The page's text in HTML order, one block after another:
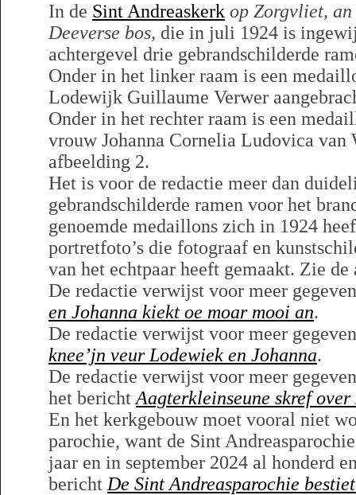
In de Sint Andreaskerk op Zorgvliet, an
Deeverse bos, die in juli 1924 is
achtergevel drie gebrandschilderde
Onder in het linker raam is een
Lodewijk Guillaume Verwer
Onder in het rechter raam is een
vrouw Johanna Cornelia Ludovica van
afbeelding 2.
Het is voor de redactie meer dan
gebrandschilderde ramen voor het
genoemde medaillons zich in 1924
portretfoto’s die fotograaf en
van het echtpaar heeft gemaakt. Zie
De redactie verwijst voor meer
en Johanna kiekt oe moar mooi an.
De redactie verwijst voor meer
knee’jn veur Lodewiek en Johanna.
De redactie verwijst voor meer
het bericht Aagterkleinseune skref
En het kerkgebouw moet vooral niet
parochie, want de Sint
jaar en in september 2024 al honderd
bericht De Sint Andreasparochie